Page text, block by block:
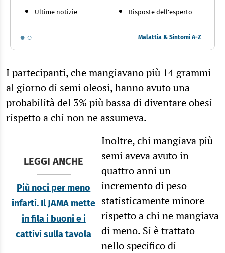
Ultime notizie Risposte dell'esperto
Malattia & Sintomi A-Z
I partecipanti, che mangiavano più 14 grammi
al giorno di semi oleosi, hanno avuto una
probabilità del 3% più bassa di diventare obesi
rispetto a chi non ne assumeva.
LEGGI ANCHE
Più noci per meno
infarti. Il JAMA mette
in fila i buoni e i
cattivi sulla tavola
Inoltre, chi mangiava più
semi aveva avuto in
quattro anni un
incremento di peso
statisticamente minore
rispetto a chi ne mangiava
di meno. Si è trattato
nello specifico di